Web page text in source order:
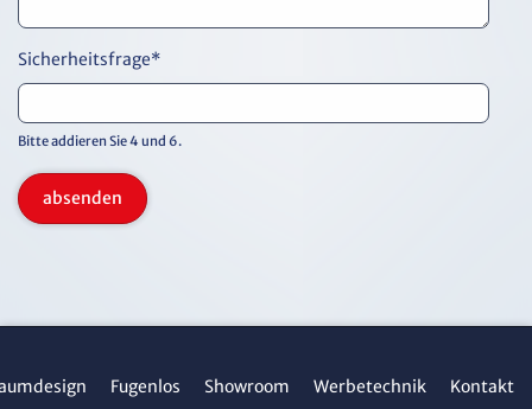
Sicherheitsfrage*
Bitte addieren Sie 4 und 6.
absenden
Fugenlos Showroom Werbetechnik Kontakt